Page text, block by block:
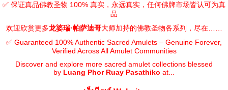
✅ 保证真品佛教圣物 100% 真实，永远真实，任何佛牌市场皆认可为真
品
欢迎欣赏更多龙婆瑞·帕萨迪哥大师加持的佛教圣物各系列，尽在……
✅ Guaranteed 100% Authentic Sacred Amulets – Genuine Forever,
Verified Across All Amulet Communities
Discover and explore more sacred amulet collections blessed
by Luang Phor Ruay Pasathiko at...